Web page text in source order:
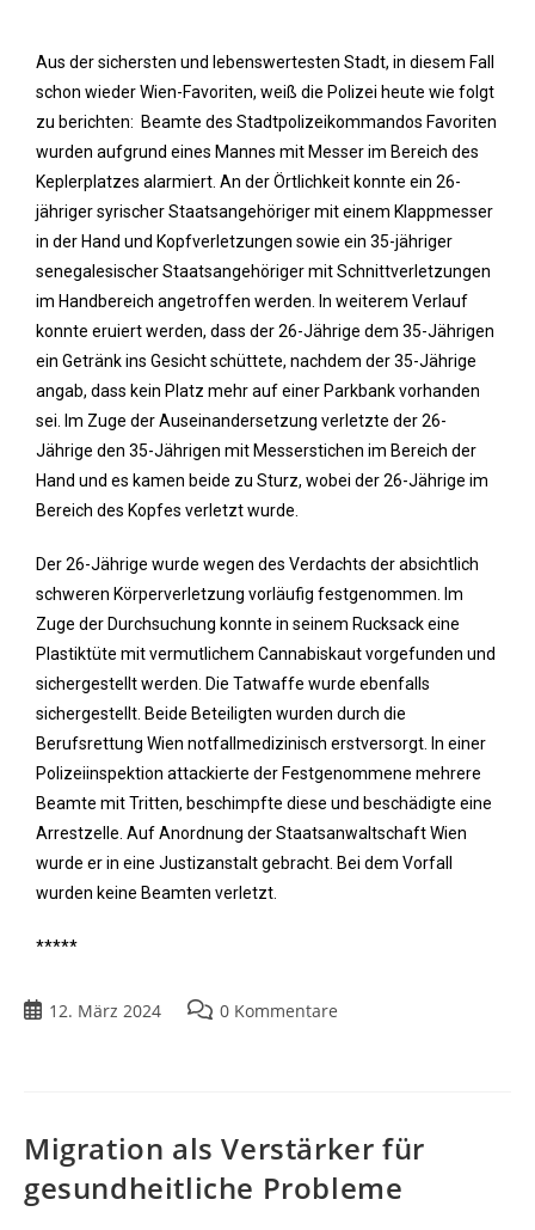
Aus der sichersten und lebenswertesten Stadt, in diesem Fall
schon wieder Wien-Favoriten, weiß die Polizei heute wie folgt
zu berichten: Beamte des Stadtpolizeikommandos Favoriten
wurden aufgrund eines Mannes mit Messer im Bereich des
Keplerplatzes alarmiert. An der Örtlichkeit konnte ein 26-
jähriger syrischer Staatsangehöriger mit einem Klappmesser
in der Hand und Kopfverletzungen sowie ein 35-jähriger
senegalesischer Staatsangehöriger mit Schnittverletzungen
im Handbereich angetroffen werden. In weiterem Verlauf
konnte eruiert werden, dass der 26-Jährige dem 35-Jährigen
ein Getränk ins Gesicht schüttete, nachdem der 35-Jährige
angab, dass kein Platz mehr auf einer Parkbank vorhanden
sei. Im Zuge der Auseinandersetzung verletzte der 26-
Jährige den 35-Jährigen mit Messerstichen im Bereich der
Hand und es kamen beide zu Sturz, wobei der 26-Jährige im
Bereich des Kopfes verletzt wurde.
Der 26-Jährige wurde wegen des Verdachts der absichtlich
schweren Körperverletzung vorläufig festgenommen. Im
Zuge der Durchsuchung konnte in seinem Rucksack eine
Plastiktüte mit vermutlichem Cannabiskaut vorgefunden und
sichergestellt werden. Die Tatwaffe wurde ebenfalls
sichergestellt. Beide Beteiligten wurden durch die
Berufsrettung Wien notfallmedizinisch erstversorgt. In einer
Polizeiinspektion attackierte der Festgenommene mehrere
Beamte mit Tritten, beschimpfte diese und beschädigte eine
Arrestzelle. Auf Anordnung der Staatsanwaltschaft Wien
wurde er in eine Justizanstalt gebracht. Bei dem Vorfall
wurden keine Beamten verletzt.
*****
12. März 2024 0 Kommentare
Migration als Verstärker für
gesundheitliche Probleme